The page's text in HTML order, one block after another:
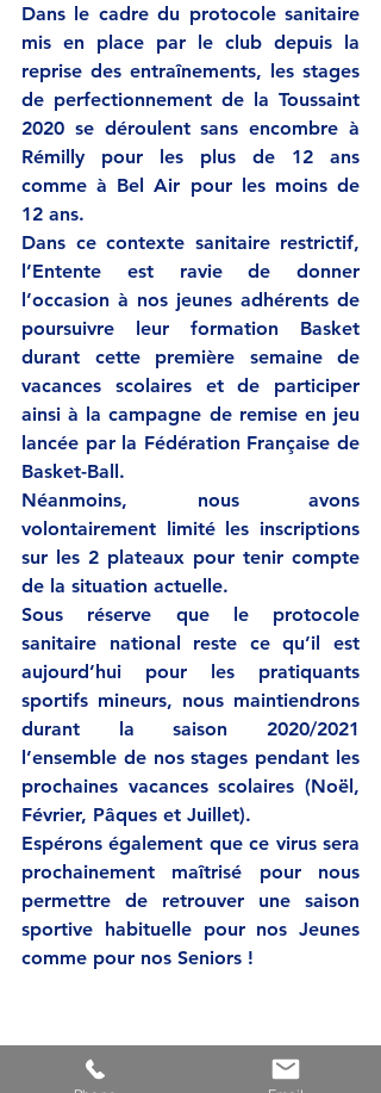
Dans le cadre du protocole sanitaire
mis en place par le club depuis la
reprise des entraînements, les stages
de perfectionnement de la Toussaint
2020 se déroulent sans encombre à
Rémilly pour les plus de 12 ans
comme à Bel Air pour les moins de
12 ans.
Dans ce contexte sanitaire restrictif,
l’Entente est ravie de donner
l’occasion à nos jeunes adhérents de
poursuivre leur formation Basket
durant cette première semaine de
vacances scolaires et de participer
ainsi à la campagne de remise en jeu
lancée par la Fédération Française de
Basket-Ball.
Néanmoins, nous avons
volontairement limité les inscriptions
sur les 2 plateaux pour tenir compte
de la situation actuelle.
Sous réserve que le protocole
sanitaire national reste ce qu’il est
aujourd’hui pour les pratiquants
sportifs mineurs, nous maintiendrons
durant la saison 2020/2021
l’ensemble de nos stages pendant les
prochaines vacances scolaires (Noël,
Février, Pâques et Juillet).
Espérons également que ce virus sera
prochainement maîtrisé pour nous
permettre de retrouver une saison
sportive habituelle pour nos Jeunes
comme pour nos Seniors !
ACTU AFFICHE